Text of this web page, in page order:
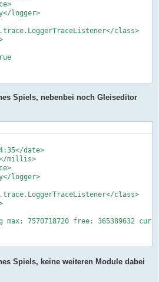
logger>
class>
Spiels, nebenbei noch Gleiseditor
date>
millis>
logger>
class>
max: 7570718720 free: 365389632 cur:
Spiels, keine weiteren Module dabei